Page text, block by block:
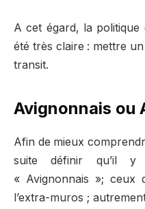
A cet égard, la politique
été très claire : mettre
transit.
Avignonnais ou
Afin de mieux
suite définir qu’il
« Avignonnais »; ceux
l’extra-muros ;